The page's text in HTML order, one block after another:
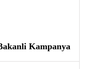
Kampanya